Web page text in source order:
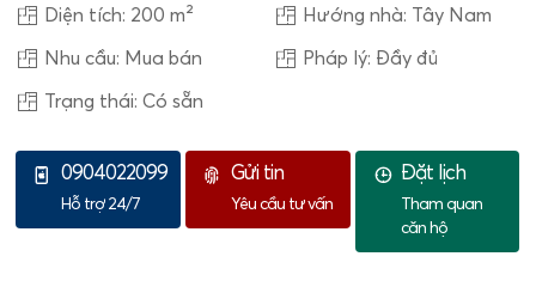
Diện tích: 200 m² Hướng nhà: Tây Nam
Nhu cầu: Mua bán Pháp lý: Đầy đủ
Trạng thái: Có sẵn
0904022099
Hỗ trợ 24/7
Gửi tin
Yêu cầu tư vấn
Đặt lịch
Tham quan
căn hộ